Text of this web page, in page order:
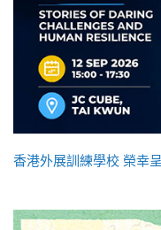
香港外展訓練學校 榮幸